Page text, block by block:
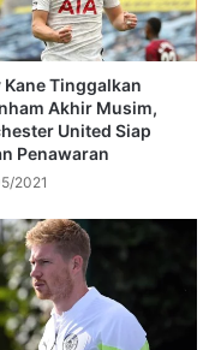
Kane Tinggalkan
Akhir Musim,
United Siap
Penawaran
2021